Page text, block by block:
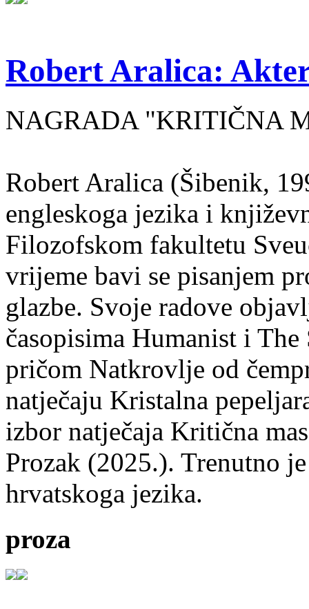
Robert Aralica:
NAGRADA "KRITIČNA
Robert Aralica (Šibenik,
engleskoga jezika i
Filozofskom fakultetu
vrijeme bavi se pisanjem
glazbe. Svoje radove
časopisima Humanist i
pričom Natkrovlje od
natječaju Kristalna
izbor natječaja Kritična
Prozak (2025.). Trenutno
hrvatskoga jezika.
proza